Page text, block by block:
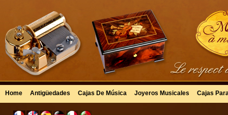
Home Antigüedades Cajas De Música Joyeros Musicales Cajas